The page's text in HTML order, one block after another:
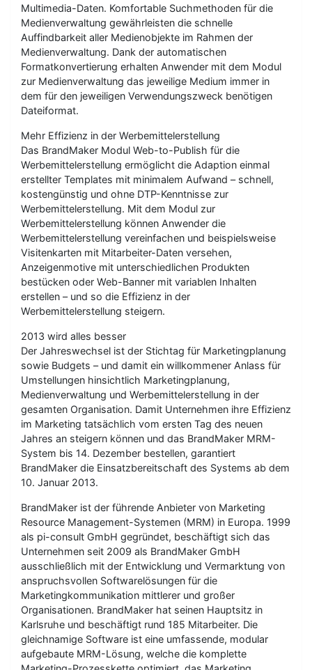
Multimedia-Daten. Komfortable Suchmethoden für die
Medienverwaltung gewährleisten die schnelle
Auffindbarkeit aller Medienobjekte im Rahmen der
Medienverwaltung. Dank der automatischen
Formatkonvertierung erhalten Anwender mit dem Modul
zur Medienverwaltung das jeweilige Medium immer in
dem für den jeweiligen Verwendungszweck benötigen
Dateiformat.
Mehr Effizienz in der Werbemittelerstellung
Das BrandMaker Modul Web-to-Publish für die
Werbemittelerstellung ermöglicht die Adaption einmal
erstellter Templates mit minimalem Aufwand – schnell,
kostengünstig und ohne DTP-Kenntnisse zur
Werbemittelerstellung. Mit dem Modul zur
Werbemittelerstellung können Anwender die
Werbemittelerstellung vereinfachen und beispielsweise
Visitenkarten mit Mitarbeiter-Daten versehen,
Anzeigenmotive mit unterschiedlichen Produkten
bestücken oder Web-Banner mit variablen Inhalten
erstellen – und so die Effizienz in der
Werbemittelerstellung steigern.
2013 wird alles besser
Der Jahreswechsel ist der Stichtag für Marketingplanung
sowie Budgets – und damit ein willkommener Anlass für
Umstellungen hinsichtlich Marketingplanung,
Medienverwaltung und Werbemittelerstellung in der
gesamten Organisation. Damit Unternehmen ihre Effizienz
im Marketing tatsächlich vom ersten Tag des neuen
Jahres an steigern können und das BrandMaker MRM-
System bis 14. Dezember bestellen, garantiert
BrandMaker die Einsatzbereitschaft des Systems ab dem
10. Januar 2013.
BrandMaker ist der führende Anbieter von Marketing
Resource Management-Systemen (MRM) in Europa. 1999
als pi-consult GmbH gegründet, beschäftigt sich das
Unternehmen seit 2009 als BrandMaker GmbH
ausschließlich mit der Entwicklung und Vermarktung von
anspruchsvollen Softwarelösungen für die
Marketingkommunikation mittlerer und großer
Organisationen. BrandMaker hat seinen Hauptsitz in
Karlsruhe und beschäftigt rund 185 Mitarbeiter. Die
gleichnamige Software ist eine umfassende, modular
aufgebaute MRM-Lösung, welche die komplette